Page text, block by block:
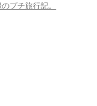
プチ旅行記。